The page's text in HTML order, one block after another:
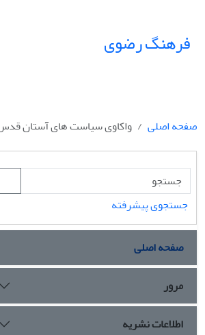
فرهنگ رضوی
صفحه اصلی واکاوی سیاست های آستان
جستجوی پیشرفته
صفحه اصلی
مرور
اطلاعات نشریه